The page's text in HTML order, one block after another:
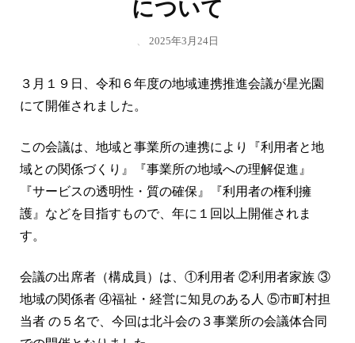
について
2025年3月24日
３月１９日、令和６年度の地域連携推進会議が星光園
にて開催されました。
この会議は、地域と事業所の連携により『利用者と地
域との関係づくり』『事業所の地域への理解促進』
『サービスの透明性・質の確保』『利用者の権利擁
護』などを目指すもので、年に１回以上開催されま
す。
会議の出席者（構成員）は、①利用者 ②利用者家族 ③
地域の関係者 ④福祉・経営に知見のある人 ⑤市町村担
当者 の５名で、今回は北斗会の３事業所の会議体合同